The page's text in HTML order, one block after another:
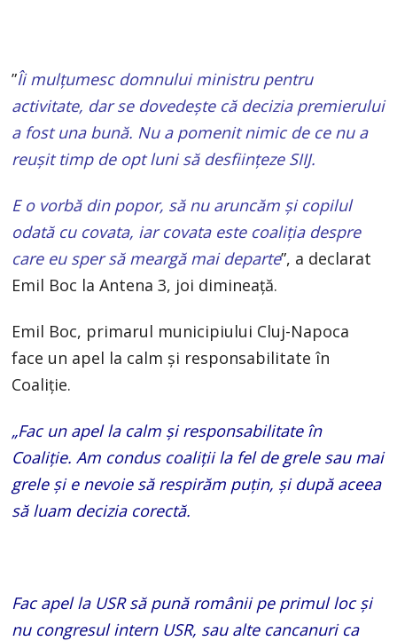
”Îi mulțumesc domnului ministru pentru
activitate, dar se dovedește că decizia premierului
a fost una bună. Nu a pomenit nimic de ce nu a
reușit timp de opt luni să desființeze SIIJ.
E o vorbă din popor, să nu aruncăm și copilul
odată cu covata, iar covata este coaliția despre
care eu sper să meargă mai departe”, a declarat
Emil Boc la Antena 3, joi dimineață.
Emil Boc, primarul municipiului Cluj-Napoca
face un apel la calm și responsabilitate în
Coaliție.
„Fac un apel la calm și responsabilitate în
Coaliție. Am condus coaliții la fel de grele sau mai
grele și e nevoie să respirăm puțin, și după aceea
să luam decizia corectă.
Fac apel la USR să pună românii pe primul loc și
nu congresul intern USR, sau alte cancanuri ca